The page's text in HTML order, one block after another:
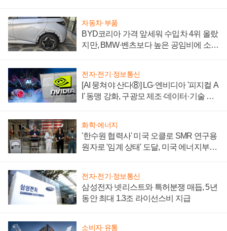
자동차·부품
BYD코리아 가격 앞세워 수입차 4위 올랐
지만, BMW·벤츠보다 높은 공임비에 소비
전자·전기·정보통신
[AI 뭉쳐야 산다⑧] LG·엔비디아 '피지컬 A
I' 동맹 강화, 구광모 제조·데이터·기술 결
화학·에너지
'한수원 협력사' 미국 오클로 SMR 연구용
원자로 '임계 상태' 도달, 미국 에너지부
전자·전기·정보통신
삼성전자 넷리스트와 특허분쟁 매듭, 5년
동안 최대 1.3조 라이선스비 지급
소비자·유통